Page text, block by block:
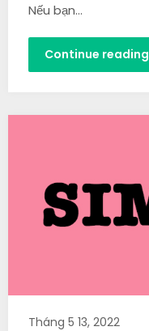
Nếu bạn…
Continue reading
Tháng 5 13, 2022